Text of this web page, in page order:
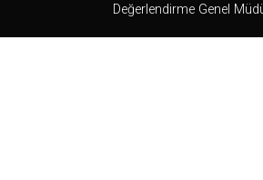
Değerlendirme Genel